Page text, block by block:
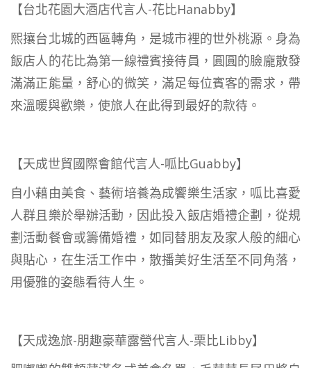
【台北花園大酒店代言人-花比Hanabby】
熙攘台北城的西區轉角，是城市裡的世外桃源。身為
飯店人的花比為第一線禮賓接待員，圓圓的臉龐散發
滿滿正能量，舒心的微笑，滿足每位賓客的需求，帶
來溫暖與歡樂，使旅人在此得到最好的款待。
【天成世貿國際會館代言人-呱比Guabby】
自小藉由美食、藝術培養為成饗樂生活家，呱比喜愛
人群且樂於舉辦活動，因此投入飯店婚禮企劃，從規
劃活動餐會或籌備婚禮，如同替朋友及家人般的細心
與貼心，在生活工作中，散播美好生活至不同角落，
用優雅的姿態看待人生。
【天成逸旅-朋趣豪華露營代言人-栗比Libby】